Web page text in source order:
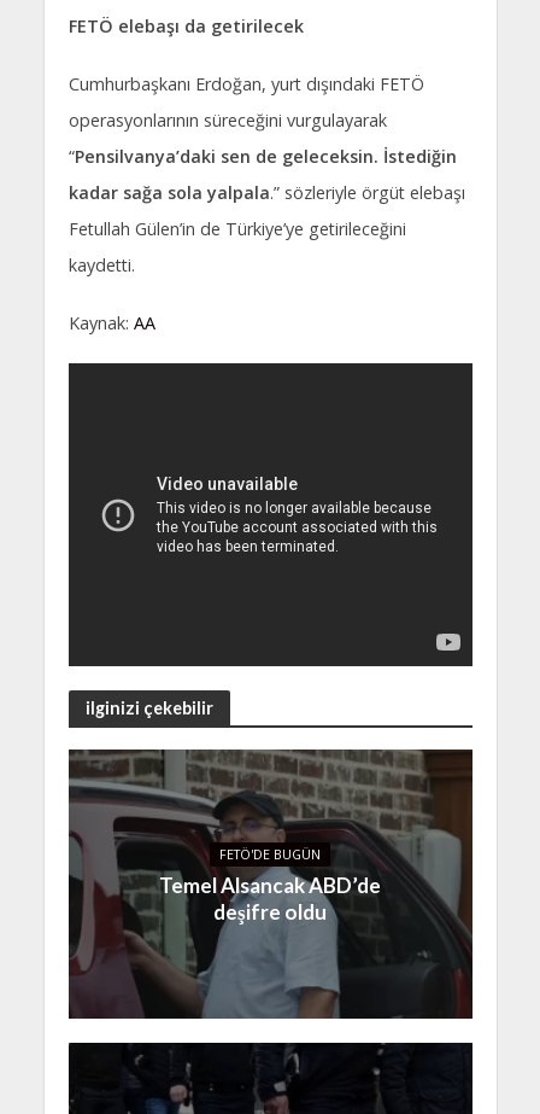
FETÖ elebaşı da getirilecek
Cumhurbaşkanı Erdoğan, yurt dışındaki FETÖ
operasyonlarının süreceğini vurgulayarak
“Pensilvanya’daki sen de geleceksin. İstediğin
kadar sağa sola yalpala.” sözleriyle örgüt elebaşı
Fetullah Gülen’in de Türkiye’ye getirileceğini
kaydetti.
Kaynak: AA
ilginizi çekebilir
FETÖ'DE BUGÜN
Temel Alsancak ABD’de
deşifre oldu